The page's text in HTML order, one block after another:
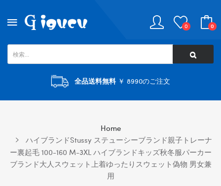
0 0
全品送料無料￥ 8990のご注文
Home
ハイブランドStussy ステューシーブランド親子トレーナ
ー裏起毛 100-160 M-3XL ハイブランドキッズ秋冬服パーカー
ブランド大人スウェット上着ゆったりスウェット偽物 男女兼
用